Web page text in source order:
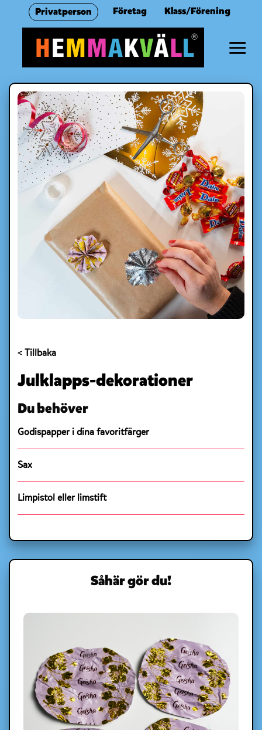
Privatperson Företag Klass/Förening
< Tillbaka
Julklapps-dekorationer
Du behöver
Godispapper i dina favoritfärger
Sax
Limpistol⁠ eller limstift
Såhär gör du!